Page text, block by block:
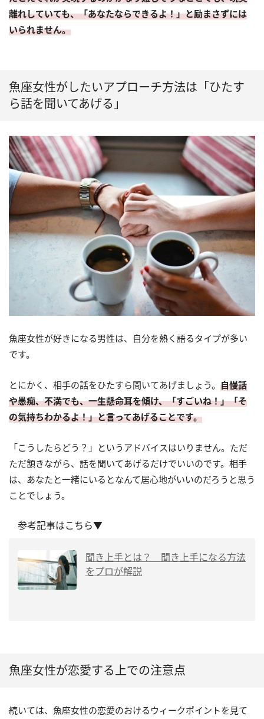
離れしていても、「あなたならできるよ！」と励まさずには
いられません。
魚座女性がしたいアプローチ方法は「ひたす
ら話を聞いてあげる」
魚座女性が好きになる男性は、自分を熱く語るタイプが多い
です。
とにかく、相手の話をひたすら聞いてあげましょう。 自慢話
や愚痴、不満でも、一生懸命耳を傾け、「すごいね！」「そ
の気持ちわかるよ！」と言ってあげることです。
「こうしたらどう？」というアドバイスはいりません。ただ
ただ頷きながら、話を聞いてあげるだけでいいのです。相手
は、あなたと一緒にいるとなんて居心地がいいのだろうと思う
ことでしょう。
参考記事はこちら▼
聞き上手とは？ 聞き上手になる方法
をプロが解説
魚座女性が恋愛する上での注意点
続いては、魚座女性の恋愛のおけるウィークポイントを見て